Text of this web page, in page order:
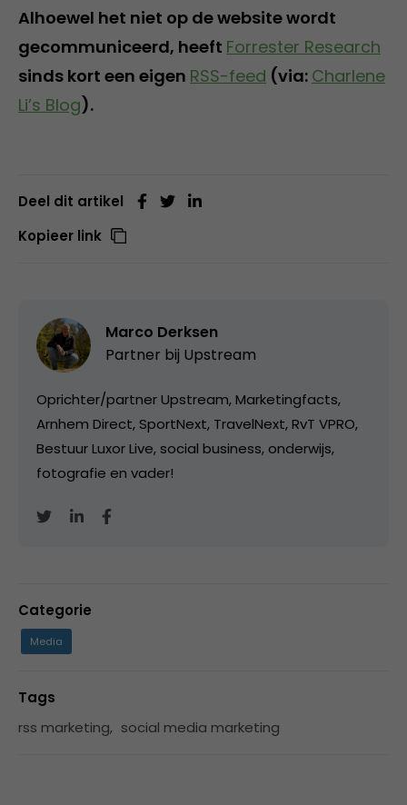
Alhoewel het niet op de website wordt
gecommuniceerd, heeft Forrester Research
sinds kort een eigen RSS-feed (via: Charlene
Li’s Blog).
Deel dit artikel
Kopieer link
Marco Derksen
Partner bij Upstream
Oprichter/partner Upstream, Marketingfacts,
Arnhem Direct, SportNext, TravelNext, RvT VPRO,
Bestuur Luxor Live, social business, onderwijs,
fotografie en vader!
Categorie
Media
Tags
rss marketing, social media marketing